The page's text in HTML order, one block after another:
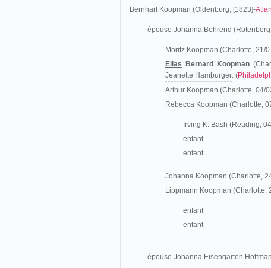
Bernhart Koopman (Oldenburg, [1823]-
épouse Johanna Behrend
Moritz Koopman (Charlotte, 21/
Elias Bernard Koopman
Jeanette Hamburger. (
Arthur Koopman (Charlotte, 04/
Rebecca Koopman (Charlotte,
Irving K. Bash (Reading,
enfant
enfant
Johanna Koopman (Charlotte,
Lippmann Koopman (Charlotte,
enfant
enfant
épouse Johanna Eisengarten